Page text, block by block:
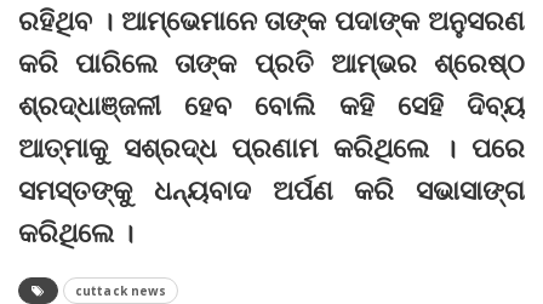
ରହିଥିବ । ଆମ୍ଭେମାନେ ତାଙ୍କ ପଦାଙ୍କ ଅନୁସରଣ
କରି ପାରିଲେ ତାଙ୍କ ପ୍ରତି ଆମ୍ଭର ଶ୍ରେଷ୍ଠ
ଶ୍ରଦ୍ଧାଞ୍ଜଳୀ ହେବ ବୋଲି କହି ସେହି ଦିବ୍ୟ
ଆତ୍ମାକୁ ସଶ୍ରଦ୍ଧ ପ୍ରଣାମ କରିଥିଲେ । ପରେ
ସମସ୍ତଙ୍କୁ ଧନ୍ୟବାଦ ଅର୍ପଣ କରି ସଭାସାଙ୍ଗ
କରିଥିଲେ ।
cuttack news